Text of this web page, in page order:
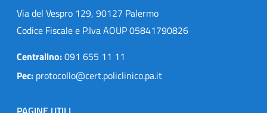
Via del Vespro 129, 90127 Palermo
Codice Fiscale e P.Iva AOUP 05841790826
Centralino:091 655 11 11
Pec: protocollo@cert.policlinico.pa.it